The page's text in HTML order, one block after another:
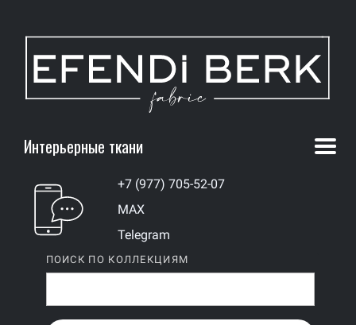
Интерьерные ткани
+7 (977) 705-52-07
MAX
Telegram
ПОИСК ПО КОЛЛЕКЦИЯМ